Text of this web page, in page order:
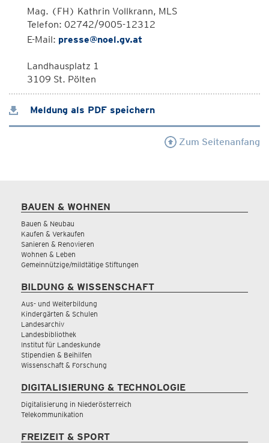
Mag. (FH) Kathrin Vollkrann, MLS
Telefon: 02742/9005-12312
E-Mail: presse@noel.gv.at
Landhausplatz 1
3109 St. Pölten
Meldung als PDF speichern
Zum Seitenanfang
BAUEN & WOHNEN
Bauen & Neubau
Kaufen & Verkaufen
Sanieren & Renovieren
Wohnen & Leben
Gemeinnützige/mildtätige Stiftungen
BILDUNG & WISSENSCHAFT
Aus- und Weiterbildung
Kindergärten & Schulen
Landesarchiv
Landesbibliothek
Institut für Landeskunde
Stipendien & Beihilfen
Wissenschaft & Forschung
DIGITALISIERUNG & TECHNOLOGIE
Digitalisierung in Niederösterreich
Telekommunikation
FREIZEIT & SPORT